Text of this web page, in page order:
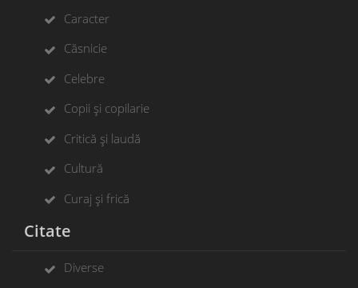
Caracter
Căsnicie
Celebre
Copii și copilarie
Critică și laudă
Cultură
Curaj și frică
Citate
Diverse